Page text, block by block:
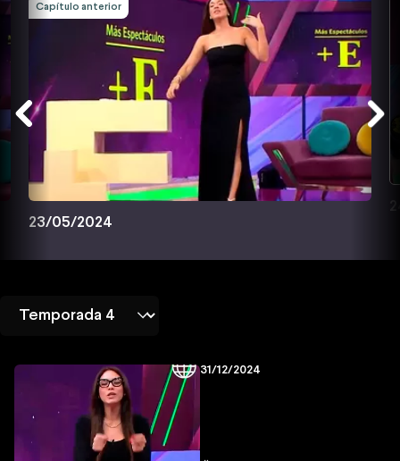
Capítulo anterior
23/05/2024
31/12/2024